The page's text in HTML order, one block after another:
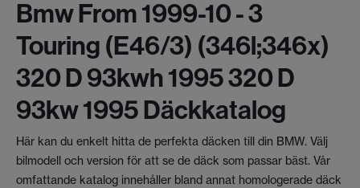
Bmw From 1999-10 - 3
Touring (e46/3) (346l;346x)
320 D 93kwh 1995 320 D
93kw 1995 Däckkatalog
Här kan du enkelt hitta de perfekta däcken till din BMW. Välj
bilmodell och version för att se de däck som passar bäst. Vår
omfattande katalog innehåller bland annat homologerade däck